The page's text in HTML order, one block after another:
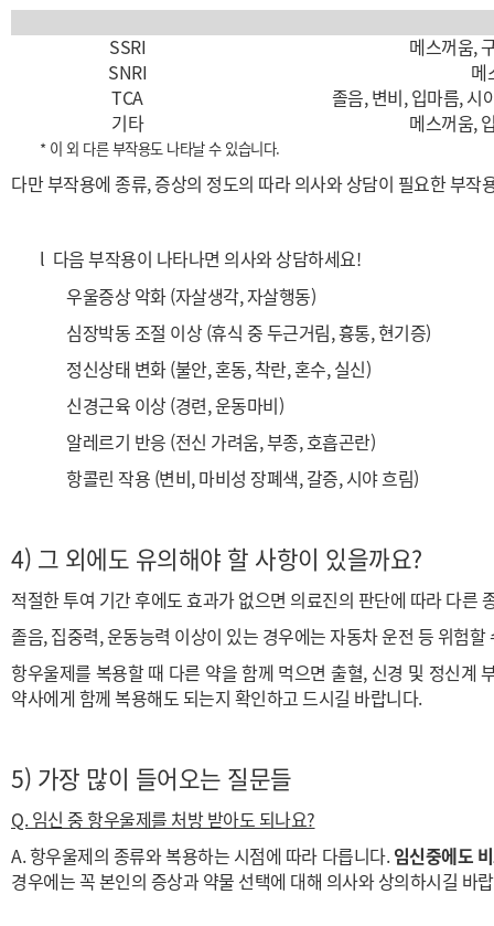
SSRI
메스꺼움,
SNRI
메
TCA
졸음, 변비, 입마름, 시
기타
메스꺼움,
* 이 외 다른 부작용도 나타날 수 있습니다.
다만 부작용에 종류, 증상의 정도의 따라 의사와 상담이 필요한 부작
l 다음 부작용이 나타나면 의사와 상담하세요!
우울증상 악화(자살생각, 자살행동)
심장박동 조절 이상(휴식 중 두근거림, 흉통, 현기증)
정신상태 변화(불안, 혼동, 착란, 혼수, 실신)
신경근육 이상(경련, 운동마비)
알레르기 반응 (전신 가려움, 부종, 호흡곤란)
항콜린 작용 (변비, 마비성 장폐색, 갈증, 시야 흐림)
4) 그 외에도 유의해야 할 사항이 있을까요?
적절한 투여 기간 후에도 효과가 없으면 의료진의 판단에 따라 다른
졸음, 집중력, 운동능력 이상이 있는 경우에는 자동차 운전 등 위험
항우울제를 복용할 때 다른 약을 함께 먹으면 출혈, 신경 및 정신계
약사에게 함께 복용해도 되는지 확인하고 드시길 바랍니다.
5) 가장 많이 들어오는 질문들
Q. 임신 중 항우울제를 처방 받아도 되나요?
A. 항우울제의 종류와 복용하는 시점에 따라 다릅니다.임신중에도
경우에는 꼭 본인의 증상과 약물 선택에 대해 의사와 상의하시길 바